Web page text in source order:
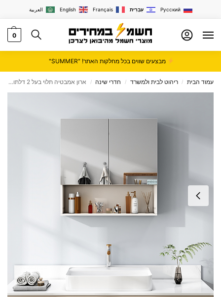
العربية English Français עִבְרִית Русский
0
מבצעים שווים בכל מחלקות האתר! "SUMMER"
עמוד הבית / ריהוט לבית ולמשרד / חדרי שינה / ארון אמבטיה תלוי בעל 2 דלתות עם מראה ומדף תחתון פתוח דגם נובה NOVA מבית סטאר שופ STAR SHOP